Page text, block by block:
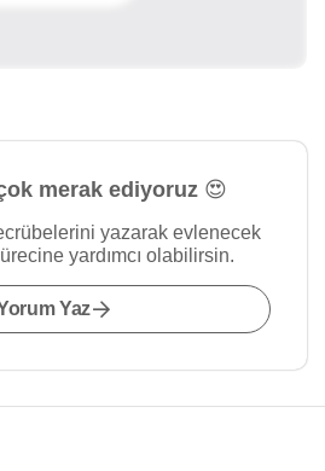
merak ediyoruz 😍
yazarak evlenecek
yardımcı olabilirsin.
Yaz